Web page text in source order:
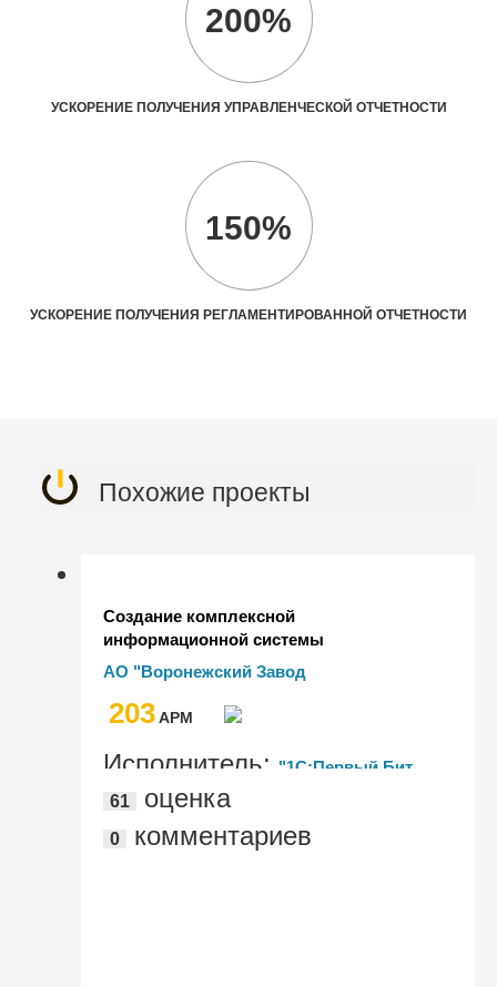
200%
УСКОРЕНИЕ ПОЛУЧЕНИЯ УПРАВЛЕНЧЕСКОЙ ОТЧЕТНОСТИ
150%
УСКОРЕНИЕ ПОЛУЧЕНИЯ РЕГЛАМЕНТИРОВАННОЙ ОТЧЕТНОСТИ
Похожие проекты
Создание комплексной
информационной системы
оперативного учета на базе "1С:ERP"
АО "Воронежский Завод
Сборка"
203AРМ
Исполнитель: "1С:Первый Бит,
Воронеж"
61 оценка
0 комментариев